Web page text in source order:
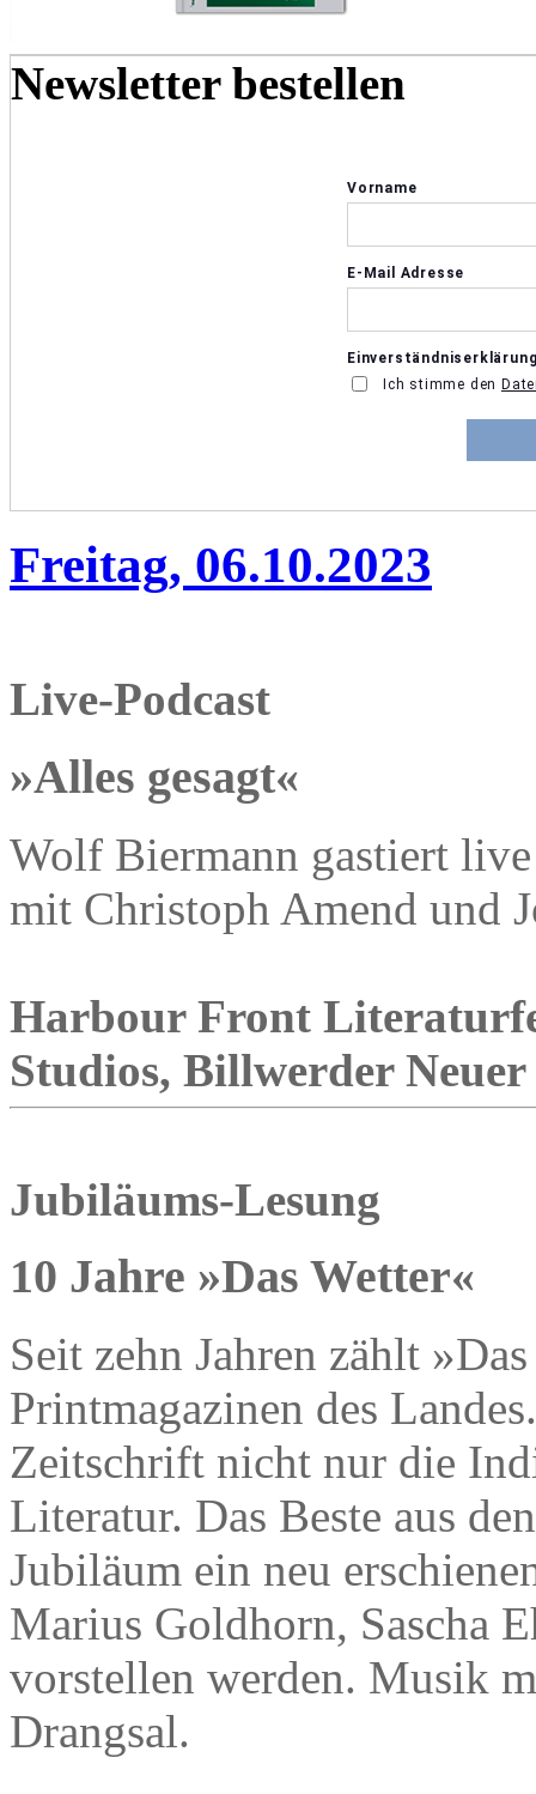
Newsletter bestellen
Freitag, 06.10.2023
Live-Podcast
»Alles gesagt«
Wolf Biermann gastiert
mit Christoph Amend und
Harbour Front
Studios, Billwerder
Jubiläums-Lesung
10 Jahre »Das Wetter«
Seit zehn Jahren zählt
Printmagazinen des
Zeitschrift nicht nur die
Literatur. Das Beste aus
Jubiläum ein neu
Marius Goldhorn, Sascha
vorstellen werden. Musik
Drangsal.